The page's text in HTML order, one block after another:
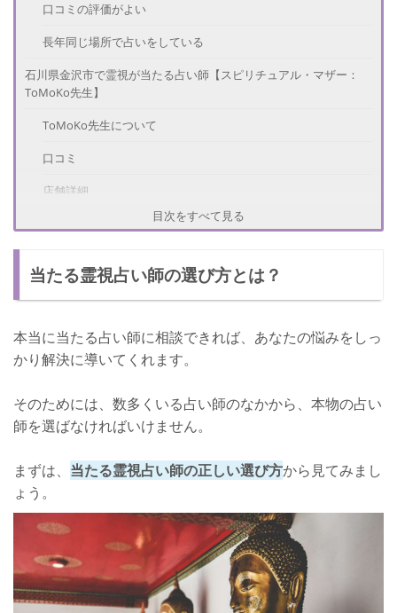
口コミの評価がよい
長年同じ場所で占いをしている
石川県金沢市で霊視が当たる占い師【スピリチュアル・マザー：
ToMoKo先生】
ToMoKo先生について
口コミ
店舗詳細
石川県金沢市で霊視が当たる占い師【お座敷バー 籠：mai(黒谷真
mai先生について
口コミ
店舗詳細
石川県金沢市で霊視が当たる占い師【レムリア：銀雷矢(しろがね
銀雷矢先生について
石川県金沢市の霊視占い師に悩みを解決してもらおう！
目次をすべて見る
当たる霊視占い師の選び方とは？
本当に当たる占い師に相談できれば、あなたの悩みをしっ
かり解決に導いてくれます。
そのためには、数多くいる占い師のなかから、本物の占い
師を選ばなければいけません。
まずは、 当たる霊視占い師の正しい選び方から見てみまし
ょう。